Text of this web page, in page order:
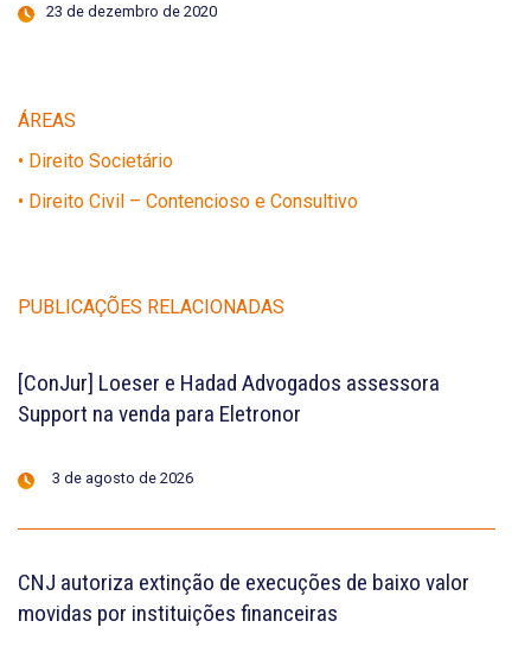
23 de dezembro de 2020
ÁREAS
• Direito Societário
• Direito Civil – Contencioso e Consultivo
PUBLICAÇÕES RELACIONADAS
[ConJur] Loeser e Hadad Advogados assessora
Support na venda para Eletronor
3 de agosto de 2026
CNJ autoriza extinção de execuções de baixo valor
movidas por instituições financeiras